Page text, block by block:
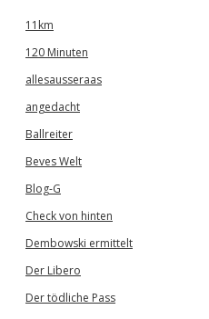
11km
120 Minuten
allesausseraas
angedacht
Ballreiter
Beves Welt
Blog-G
Check von hinten
Dembowski ermittelt
Der Libero
Der tödliche Pass